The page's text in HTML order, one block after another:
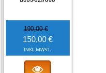
190,00 €
150,00 €
INKL.MWST.